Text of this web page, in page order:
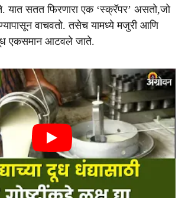
यात सतत फिरणारा एक ‘स्क्रॅपर’ असतो,जो
वाचवतो. तसेच यामध्ये मजुरी आणि
एकसमान आटवले जाते.